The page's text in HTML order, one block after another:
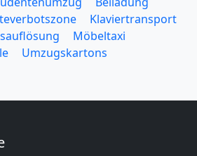
Klaviertransport
Möbeltaxi
Umzugskartons